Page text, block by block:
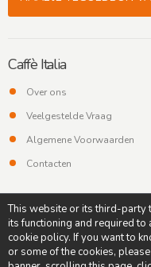
Caffè Italia
Over ons
Veelgestelde Vraag
Algemene Voorwaarden
Contacten
This website or its third-party
its functioning and required
cookie policy. If you want to
or some of the cookies,